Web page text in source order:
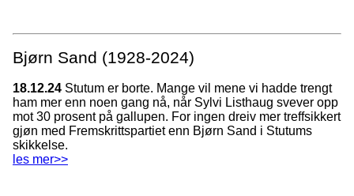
Bjørn Sand (1928-2024)
18.12.24 Stutum er borte. Mange vil mene vi hadde trengt
ham mer enn noen gang nå, når Sylvi Listhaug svever opp
mot 30 prosent på gallupen. For ingen dreiv mer treffsikkert
gjøn med Fremskrittspartiet enn Bjørn Sand i Stutums
skikkelse.
les mer>>